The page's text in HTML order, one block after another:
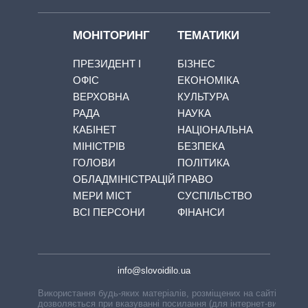
МОНІТОРИНГ
ПРЕЗИДЕНТ І
ОФІС
ВЕРХОВНА
РАДА
КАБІНЕТ
МІНІСТРІВ
ГОЛОВИ
ОБЛАДМІНІСТРАЦІЙ
МЕРИ МІСТ
ВСІ ПЕРСОНИ
ТЕМАТИКИ
БІЗНЕС
ЕКОНОМІКА
КУЛЬТУРА
НАУКА
НАЦІОНАЛЬНА
БЕЗПЕКА
ПОЛІТИКА
ПРАВО
СУСПІЛЬСТВО
ФІНАНСИ
info@slovoidilo.ua
Використання будь-яких матеріалів, розміщених на сайті,
дозволяється при вказуванні посилання (для інтернет-видань